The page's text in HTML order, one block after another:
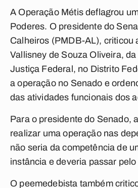
A Operação Métis deflagrou
Poderes. O presidente do
Calheiros (PMDB-AL), criticou
Vallisney de Souza Oliveira, da
Justiça Federal, no Distrito
a operação no Senado e
das atividades funcionais dos
Para o presidente do Senado,
realizar uma operação nas
não seria da competência de
instância e deveria passar
O peemedebista também